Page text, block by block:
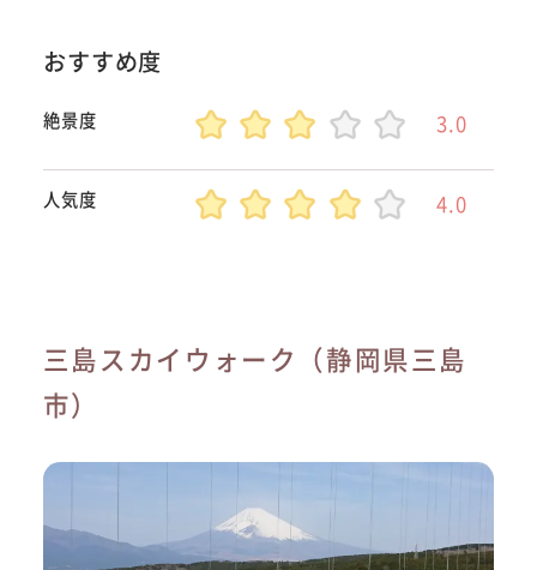
おすすめ度
絶景度 3.0
人気度 4.0
三島スカイウォーク（静岡県三島
市）